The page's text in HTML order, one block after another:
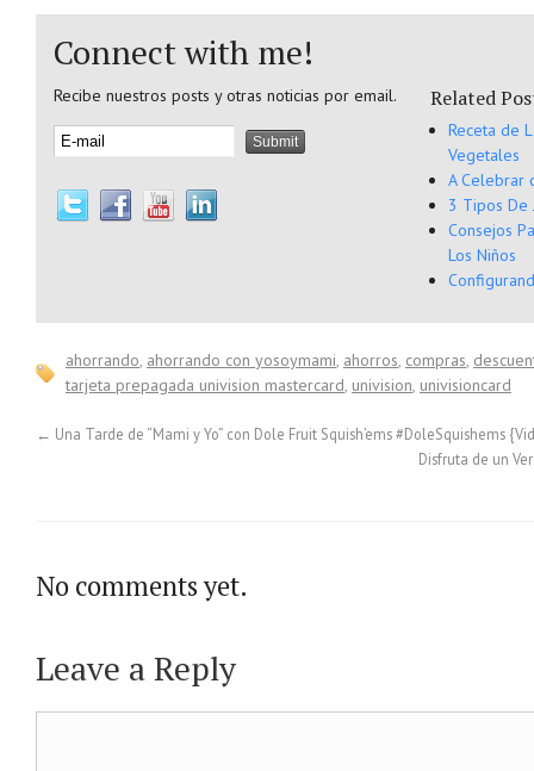
Connect with me!
Recibe nuestros posts y otras noticias por email. Related
Receta de
Vegetales
A Celebrar
3 Tipos De
Consejos
Los Niños
ahorrando, ahorrando con yosoymami, ahorros, compras,
tarjeta prepagada univision mastercard, univision, univisioncard
← Una Tarde de “Mami y Yo” con Dole Fruit Squish’ems #DoleSquishems
Disfruta de un
No comments yet.
Leave a Reply